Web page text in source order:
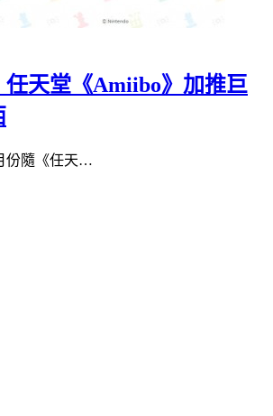
任天堂《Amiibo》加推巨
份隨《任天…